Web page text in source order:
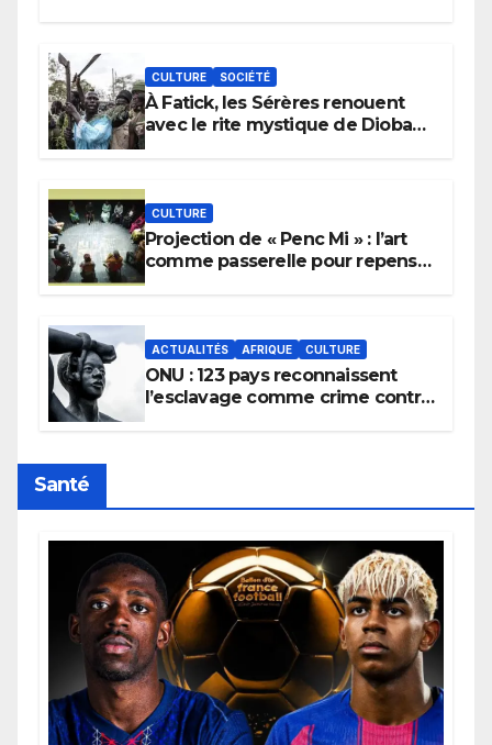
CULTURE SOCIÉTÉ
À Fatick, les Sérères renouent
avec le rite mystique de Diobaye
CULTURE
Projection de « Penc Mi » : l’art
comme passerelle pour repenser
ACTUALITÉS AFRIQUE CULTURE
ONU : 123 pays reconnaissent
l’esclavage comme crime contre
Santé